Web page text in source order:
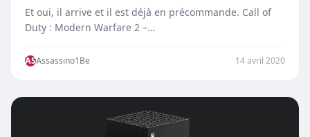
Et oui, il arrive et il est déjà en précommande. Call of
Duty : Modern Warfare 2 –…
ASAssassino1Be 14 avril 2020